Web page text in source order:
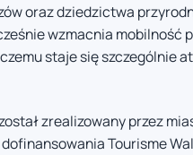
oraz dziedzictwa
wzmacnia mobilność
staje się szczególnie
zrealizowany przez
Tourisme